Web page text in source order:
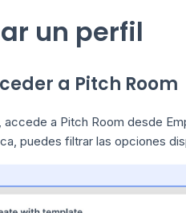
un perfil
a Pitch Room
accede a Pitch Room desde
puedes filtrar las opciones